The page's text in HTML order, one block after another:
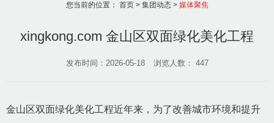
您当前的位置： 首页> 集团动态> 媒体聚焦
xingkong.com 金山区双面绿化美化工程
发布时间：2026-05-18 浏览人数： 447
金山区双面绿化美化工程近年来，为了改善城市环境和提升